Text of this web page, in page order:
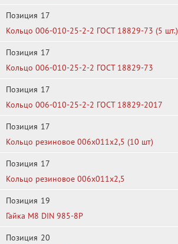
Позиция 17
Кольцо 006-010-25-2-2 ГОСТ 18829-73 (5 шт.)
Позиция 17
Кольцо 006-010-25-2-2 ГОСТ 18829-73
Позиция 17
Кольцо 006-010-25-2-2 ГОСТ 18829-2017
Позиция 17
Кольцо резиновое 006х011х2,5 (10 шт)
Позиция 17
Кольцо резиновое 006х011х2,5
Позиция 19
Гайка М8 DIN 985-8P
Позиция 20